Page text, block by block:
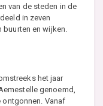
van de steden in de
in zeven
en wijken.
het jaar
genoemd,
Vanaf